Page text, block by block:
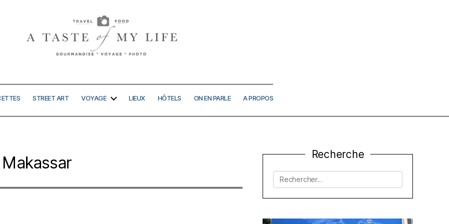
of
mySTREET ART VOYAGE LIEUX HÔTELS ON EN PARLE A PROPOS
Makassar Recherche
Rechercher :